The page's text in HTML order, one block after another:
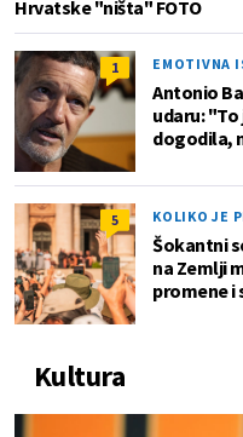
Hrvatske "ništa" FOTO
1 EMOTIVNA
Antonio
udaru:
dogodila,
5 KOLIKO JE
Šokantni
na Zemlji
promene i
Kultura